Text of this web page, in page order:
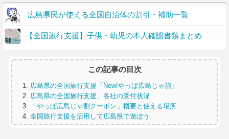
広島県民が使える全国自治体の割引・補助一覧
【全国旅行支援】子供・幼児の本人確認書類まとめ
この記事の目次
広島県の全国旅行支援「New!やっぱ広島じゃ割」
広島県の全国旅行支援、各社の受付状況
「やっぱ広島じゃ割クーポン」概要と使える場所
全国旅行支援を活用して広島県で遊ぼう